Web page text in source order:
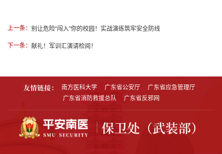
上一条： 别让危险“闯入”你的校园！实战演练筑牢安全防线
下一条： 献礼！军训汇演请检阅！
友情链接： 南方医科大学 广东省公安厅
广东省应急管理厅
广东省消防救援总队
广东省反邪网